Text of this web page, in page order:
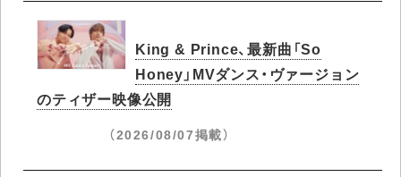
King & Prince、最新曲「So
Honey」MVダンス・ヴァージョン
のティザー映像公開
（2026/08/07掲載）